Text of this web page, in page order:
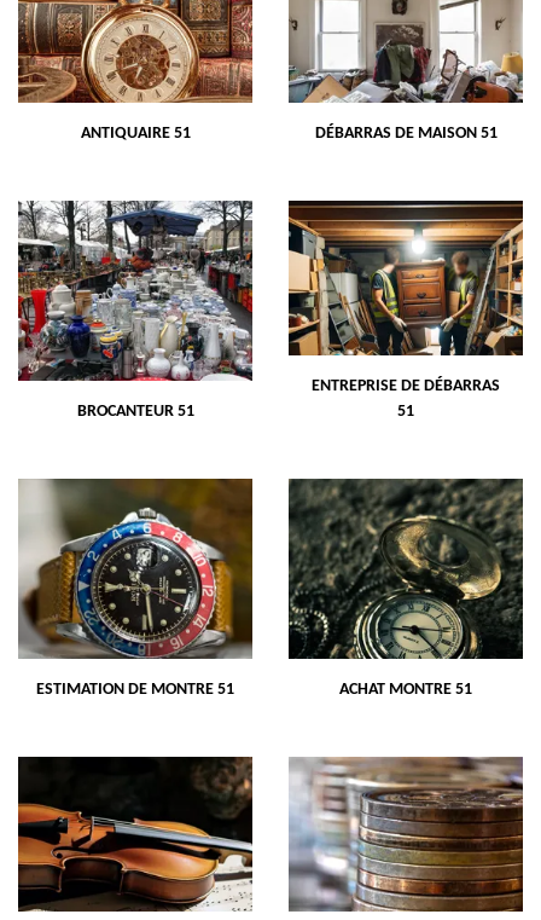
ANTIQUAIRE 51 DÉBARRAS DE MAISON 51
BROCANTEUR 51
ENTREPRISE DE DÉBARRAS
51
ESTIMATION DE MONTRE 51 ACHAT MONTRE 51